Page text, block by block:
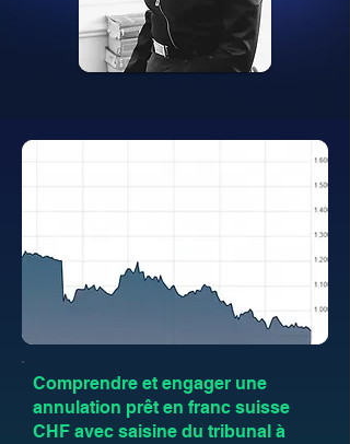
Comprendre et engager une
annulation prêt en franc suisse
CHF avec saisine du tribunal à